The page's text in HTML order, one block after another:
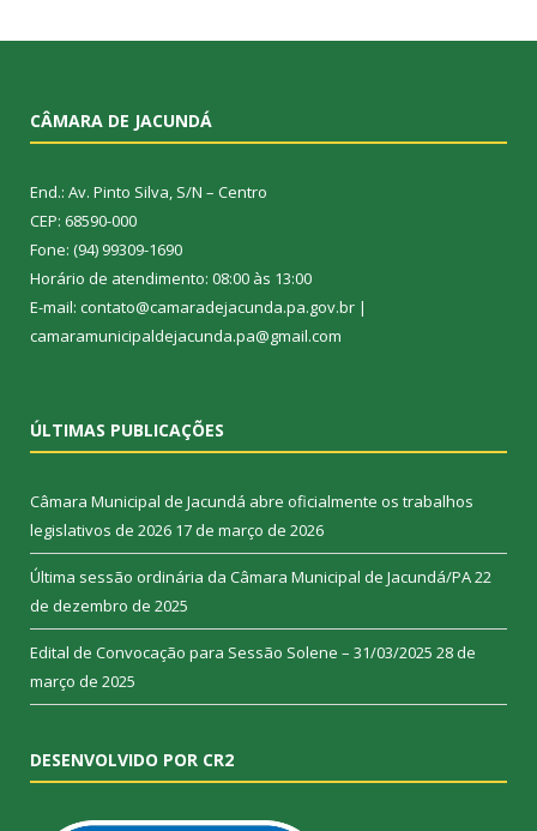
CÂMARA DE JACUNDÁ
End.: Av. Pinto Silva, S/N – Centro
CEP: 68590-000
Fone: (94) 99309-1690
Horário de atendimento: 08:00 às 13:00
E-mail: contato@camaradejacunda.pa.gov.br |
camaramunicipaldejacunda.pa@gmail.com
ÚLTIMAS PUBLICAÇÕES
Câmara Municipal de Jacundá abre oficialmente os trabalhos
legislativos de 2026 17 de março de 2026
Última sessão ordinária da Câmara Municipal de Jacundá/PA22
de dezembro de 2025
Edital de Convocação para Sessão Solene – 31/03/2025 28 de
março de 2025
DESENVOLVIDO POR CR2